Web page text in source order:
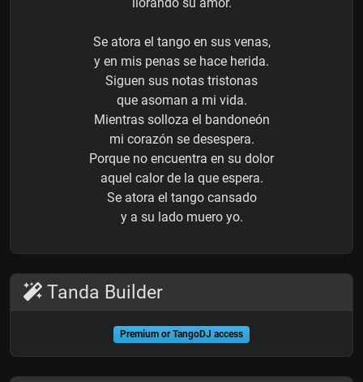
llorando su amor.
Se atora el tango en sus venas,
y en mis penas se hace herida.
Siguen sus notas tristonas
que asoman a mi vida.
Mientras solloza el bandoneón
mi corazón se desespera.
Porque no encuentra en su dolor
aquel calor de la que espera.
Se atora el tango cansado
y a su lado muero yo.
Tanda Builder
Premium or TangoDJ access